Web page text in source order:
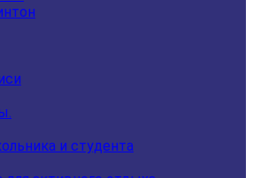
и студента